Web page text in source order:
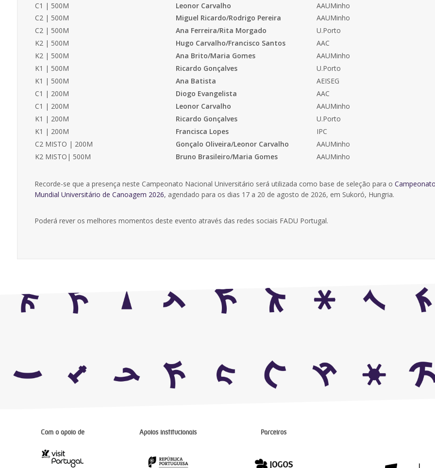
C1 | 500M
Leonor Carvalho
AAUMinho
C2 | 500M
Miguel Ricardo/Rodrigo Pereira
AAUMinho
C2 | 500M
Ana Ferreira/Rita Morgado
U.Porto
K2 | 500M
Hugo Carvalho/Francisco Santos
AAC
K2 | 500M
Ana Brito/Maria Gomes
AAUMinho
K1 | 500M
Ricardo Gonçalves
U.Porto
K1 | 500M
Ana Batista
AEISEG
C1 | 200M
Diogo Evangelista
AAC
C1 | 200M
Leonor Carvalho
AAUMinho
K1 | 200M
Ricardo Gonçalves
U.Porto
K1 | 200M
Francisca Lopes
IPC
C2 MISTO | 200M
Gonçalo Oliveira/Leonor Carvalho
AAUMinho
K2 MISTO| 500M
Bruno Brasileiro/Maria Gomes AAUMinho
Recorde-se que a presença neste Campeonato Nacional Universitário será utilizada como base de seleção para o
Mundial Universitário de Canoagem 2026, agendado para os dias 17 a 20 de agosto de 2026, em Sukoró, Hungria.
Poderá rever os melhores momentos deste evento através das redes sociais FADU Portugal.
Com o apoio de Apoios institucionais Parceiros